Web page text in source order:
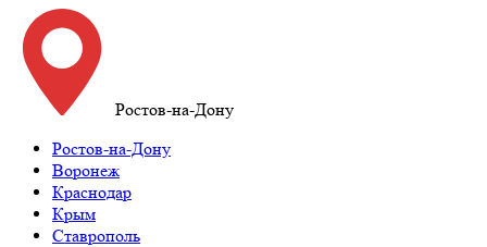
Ростов-на-Дону
Ростов-на-Дону
Воронеж
Краснодар
Крым
Ставрополь